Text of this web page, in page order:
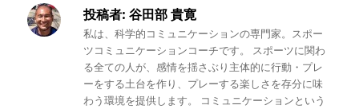
投稿者: 谷田部 貴寛
私は、科学的コミュニケーションの専門家。スポー
ツコミュニケーションコーチです。 スポーツに関わ
る全ての人が、感情を揺さぶり主体的に行動・プレ
ーをする土台を作り、プレーする楽しさを存分に味
わう環境を提供します。 コミュニケーションという